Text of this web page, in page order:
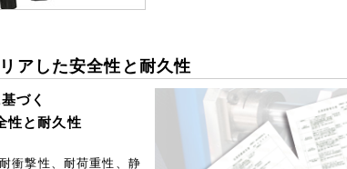
アした安全性と耐久性
づく
性と耐久性
衝撃性、耐荷重性、静